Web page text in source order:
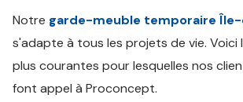
Notre garde-meuble temporaire
s'adapte à tous les projets de vie. Voici
plus courantes pour lesquelles nos
font appel à Proconcept.